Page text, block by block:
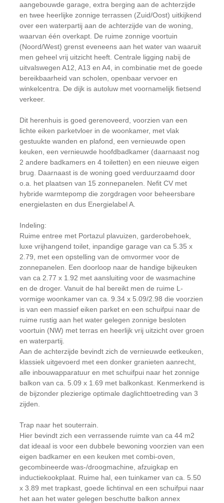
aangebouwde garage, extra berging aan de achterzijde
en twee heerlijke zonnige terrassen (Zuid/Oost) uitkijkend
over een waterpartij aan de achterzijde van de woning,
waarvan één overkapt. De ruime zonnige voortuin
(Noord/West) grenst eveneens aan het water van waaruit
men geheel vrij uitzicht heeft. Centrale ligging nabij de
uitvalswegen A12, A13 en A4, in combinatie met de goede
bereikbaarheid van scholen, openbaar vervoer en
winkelcentra. De dijk is autoluw met voornamelijk fietsend
verkeer.
Dit herenhuis is goed gerenoveerd, voorzien van een
lichte eiken parketvloer in de woonkamer, met vlak
gestuukte wanden en plafond, een vernieuwde open
keuken, een vernieuwde hoofdbadkamer (daarnaast nog
2 andere badkamers en 4 toiletten) en een nieuwe eigen
brug. Daarnaast is de woning goed verduurzaamd door
o.a. het plaatsen van 15 zonnepanelen. Nefit CV met
hybride warmtepomp die zorgdragen voor beheersbare
energielasten en dus Energielabel A.
Indeling:
Ruime entree met Portazul plavuizen, garderobehoek,
luxe vrijhangend toilet, inpandige garage van ca 5.35 x
2.79, met een opstelling van de omvormer voor de
zonnepanelen. Een doorloop naar de handige bijkeuken
van ca 2.77 x 1.92 met aansluiting voor de wasmachine
en de droger. Vanuit de hal bereikt men de ruime L-
vormige woonkamer van ca. 9.34 x 5.09/2.98 die voorzien
is van een massief eiken parket en een schuifpui naar de
ruime rustig aan het water gelegen zonnige besloten
voortuin (NW) met terras en heerlijk vrij uitzicht over groen
en waterpartij.
Aan de achterzijde bevindt zich de vernieuwde eetkeuken,
klassiek uitgevoerd met een donker granieten aanrecht,
alle inbouwapparatuur en met schuifpui naar het zonnige
balkon van ca. 5.09 x 1.69 met balkonkast. Kenmerkend is
de bijzonder plezierige optimale daglichttoetreding van 3
zijden.
Trap naar het souterrain.
Hier bevindt zich een verrassende ruimte van ca 44 m2
dat ideaal is voor een dubbele bewoning voorzien van een
eigen badkamer en een keuken met combi-oven,
gecombineerde was-/droogmachine, afzuigkap en
inductiekookplaat. Ruime hal, een tuinkamer van ca. 5.50
x 3.89 met trapkast, goede lichtinval en een schuifpui naar
het aan het water gelegen beschutte balkon annex